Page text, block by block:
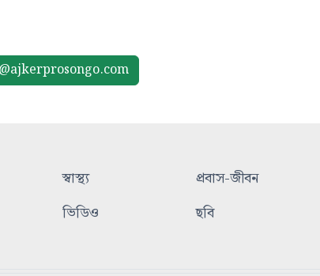
স্বাস্থ্য প্রবাস-জীবন
ভিডিও ছবি